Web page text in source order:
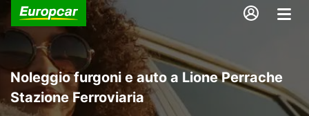
Noleggio furgoni e auto a Lione Perrache
Stazione Ferroviaria